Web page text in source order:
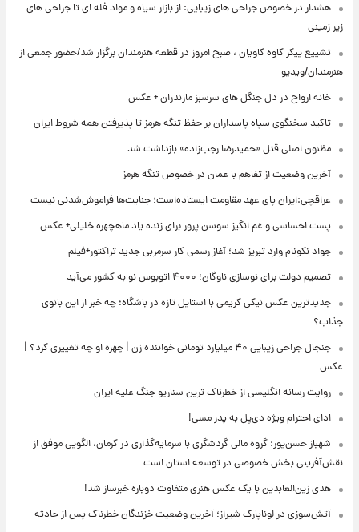
هشدار در خصوص جراحی های زیبایی: از بازار سیاه و مواد فله ای تا جراحی های
زیر زمینی
تشییع پیکر کاوه کاویان ، صبح امروز در قطعه هنرمندان برگزار شد/حضور جمعی از
هنرمندان/ویدیو
خانه ارواح در دل جنگل های سرسبز مازندران + عکس
تاکید سخنگوی سپاه پاسداران بر حفظ تنگه هرمز تا پذیرفتن همه شروط ایران
مظنون اصلی قتل «حمیدرضا رجب‌زاده» بازداشت شد
آخرین وضعیت از تفاهم با عمان در خصوص تنگه هرمز
عراقچی:ایران پای عهد مقاومت ایستاده‌است؛ جنایت‌ها فراموش‌شدنی نیست
پست احساسی و غم انگیز سوسن پرور برای زنده یاد ماهچهره خلیلی+ عکس
جواد نکونام وارد تبریز شد؛ آغاز رسمی کار سرمربی جدید تراکتور+فیلم
تصمیم دولت برای نوسازی ناوگان؛ ۴۰۰۰ اتوبوس نو به کشور می‌آید
جدیدترین عکس نیکی کریمی با استایل تازه در باشگاه؛ چه خبر از این بانوی
جذاب؟
جنجال جراحی زیبایی ۴۰ میلیارد تومانی خواننده زن | چهره او چه تغییری کرد؟ |
عکس
روایت رسانه انگلیسی از خطرناک ترین سناریو جنگ علیه ایران
ادای احترام ویژه دی‌پل به پدر مسی!
شهباز حسن‌پور: گروه مالی گردشگری با سرمایه‌گذاری در کرمان، الگویی موفق از
نقش‌آفرینی بخش خصوصی در توسعه استان است
هدی زین‌العابدین با یک عکس هنری متفاوت دوباره خبرساز شد!
آتش‌سوزی در لوناپارک شیراز؛ آخرین وضعیت خزندگان خطرناک پس از حادثه